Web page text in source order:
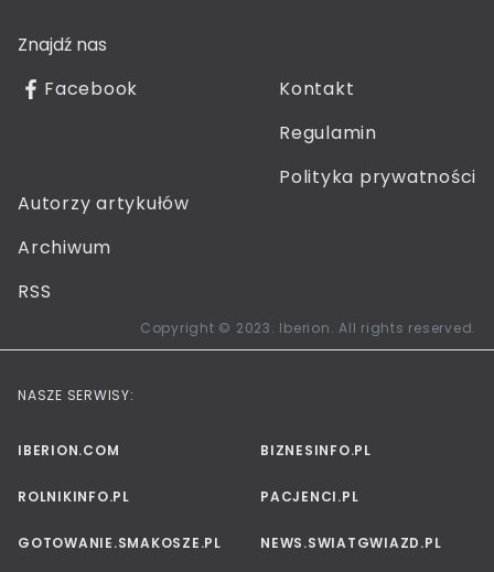
Znajdź nas
Facebook
Kontakt
Regulamin
Polityka prywatności
Autorzy artykułów
Archiwum
RSS
Copyright © 2023. Iberion. All rights reserved.
NASZE SERWISY:
IBERION.COM BIZNESINFO.PL
ROLNIKINFO.PL PACJENCI.PL
GOTOWANIE.SMAKOSZE.PL NEWS.SWIATGWIAZD.PL